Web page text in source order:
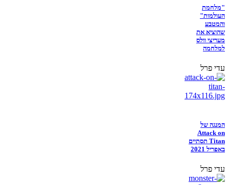
"מלחמת
העולמות"
והמטבע
שהוציא את
מעריצי וולס
למלחמה
עדי פרל
המנגה של
Attack on
Titan תסתיים
באפריל 2021
עדי פרל